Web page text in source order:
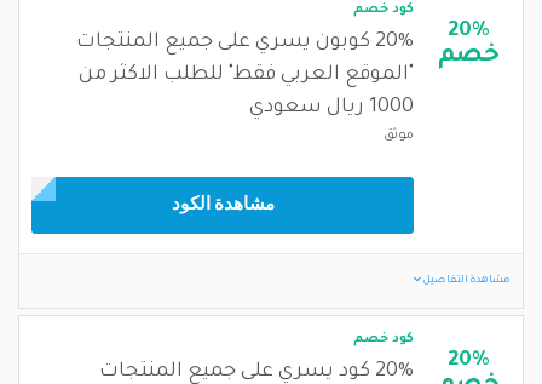
20%
خصم
كود خصم
20% كوبون يسري على جميع المنتجات
"الموقع العربي فقط" للطلب الاكثر من
1000 ريال سعودي
موثق
مشاهدة الكود
مشاهدة التفاصيل
20%
كود خصم
20% كود يسري على جميع المنتجات